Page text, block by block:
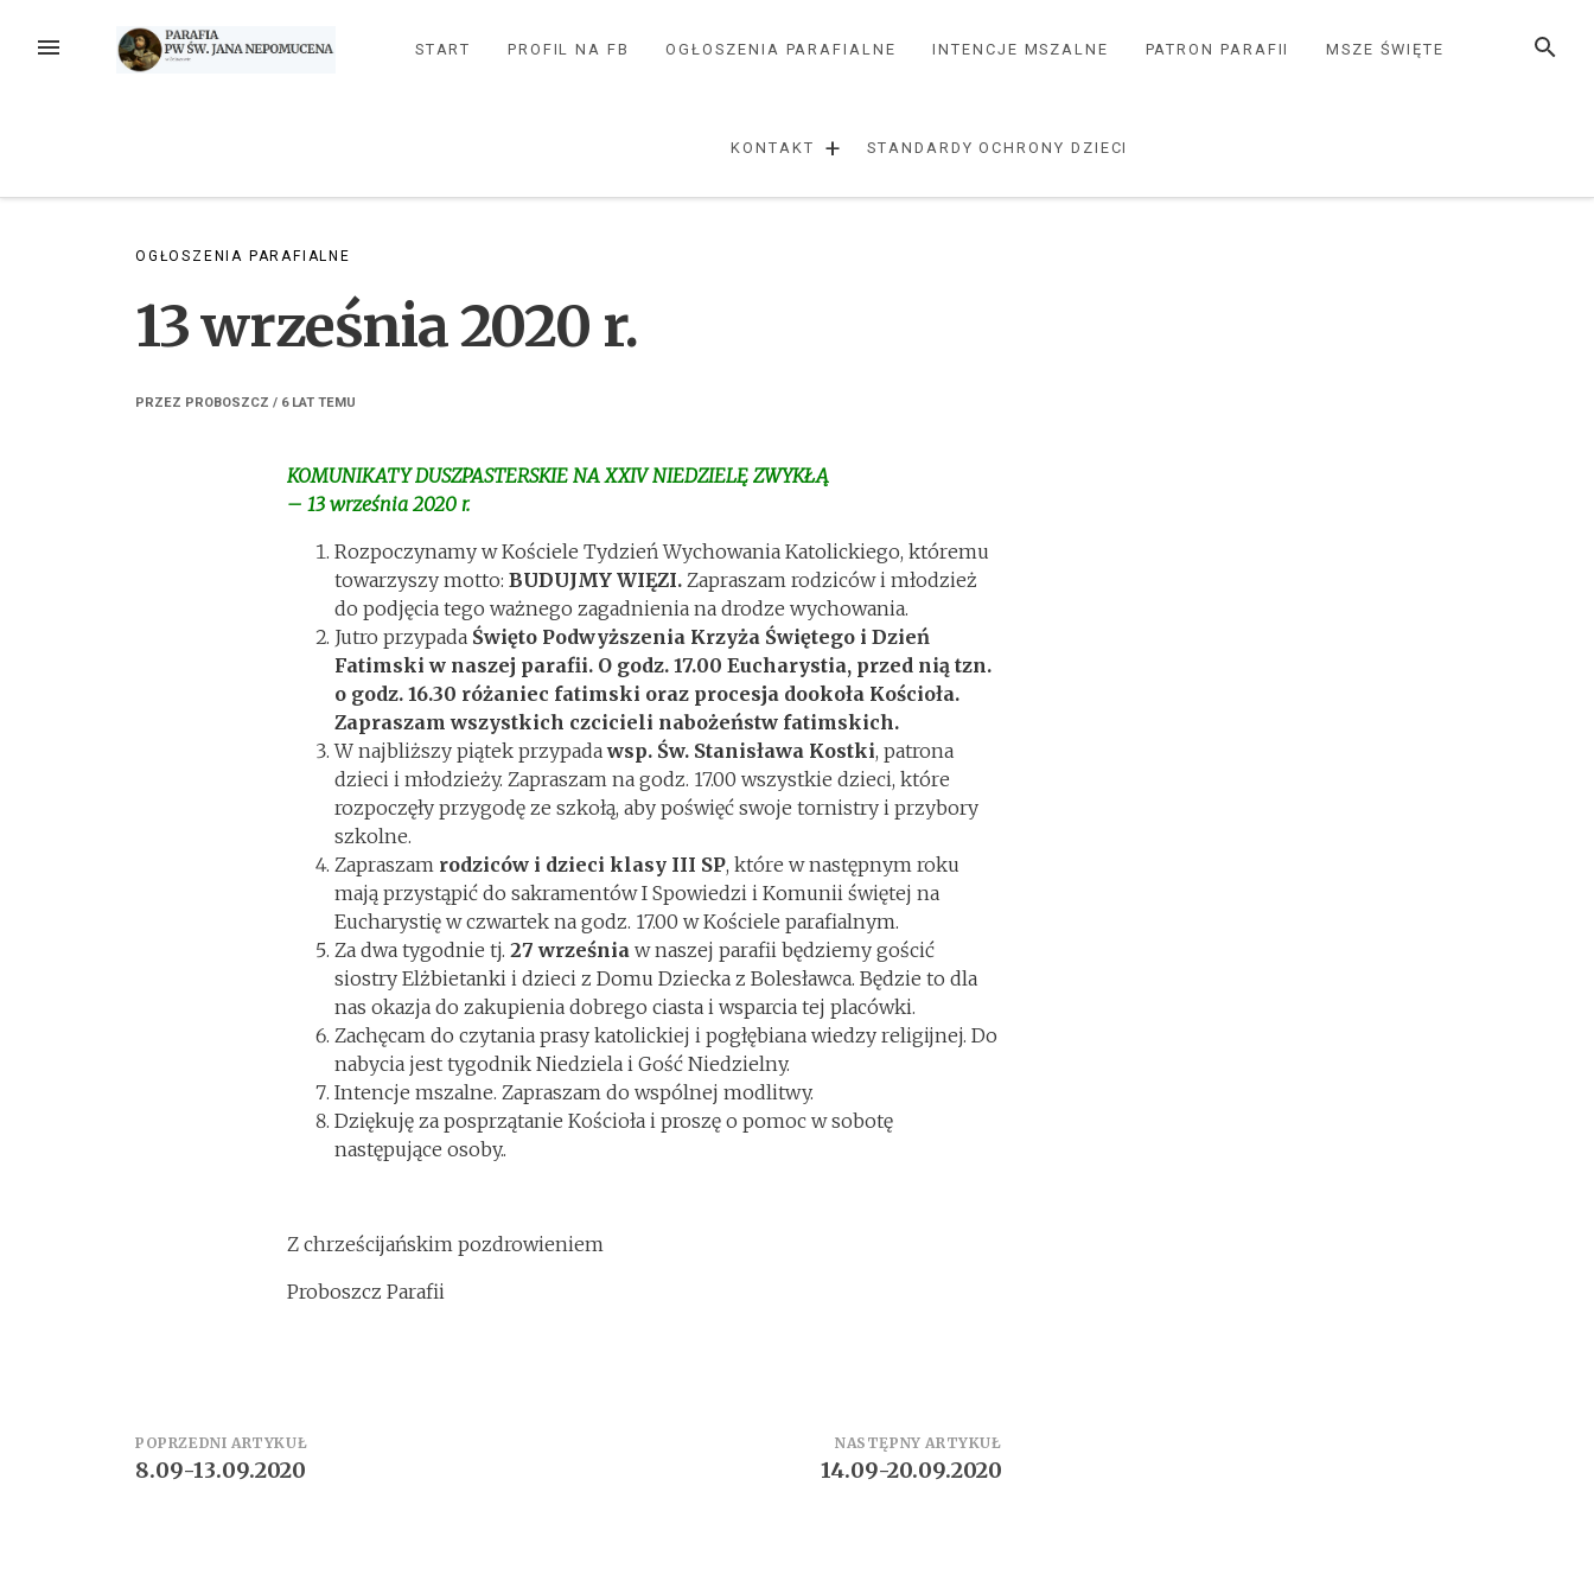
MENU SZUKAJ
START PROFIL NA FB OGŁOSZENIA PARAFIALNE INTENCJE MSZALNE PATRON PARAFII MSZE ŚWIĘTE
KONTAKT + STANDARDY OCHRONY DZIECI
OGŁOSZENIA PARAFIALNE
13 września 2020 r.
PRZEZ PROBOSZCZ / 6 LAT TEMU
KOMUNIKATY DUSZPASTERSKIE NA XXIV NIEDZIELĘ ZWYKŁĄ
– 13 września 2020 r.
Rozpoczynamy w Kościele Tydzień Wychowania Katolickiego, któremu
towarzyszy motto:BUDUJMY WIĘZI. Zapraszam rodziców i młodzież
do podjęcia tego ważnego zagadnienia na drodze wychowania.
Jutro przypada Święto Podwyższenia Krzyża Świętego i Dzień
Fatimski w naszej parafii. O godz. 17.00 Eucharystia, przed nią tzn.
o godz. 16.30 różaniec fatimski oraz procesja dookoła Kościoła.
Zapraszam wszystkich czcicieli nabożeństw fatimskich.
W najbliższy piątek przypadawsp. Św. Stanisława Kostki, patrona
dzieci i młodzieży. Zapraszam na godz. 17.00 wszystkie dzieci, które
rozpoczęły przygodę ze szkołą, aby poświęć swoje tornistry i przybory
szkolne.
Zapraszam rodziców i dzieci klasy III SP, które w następnym roku
mają przystąpić do sakramentów I Spowiedzi i Komunii świętej na
Eucharystię w czwartek na godz. 17.00 w Kościele parafialnym.
Za dwa tygodnie tj.27 września w naszej parafii będziemy gościć
siostry Elżbietanki i dzieci z Domu Dziecka z Bolesławca. Będzie to dla
nas okazja do zakupienia dobrego ciasta i wsparcia tej placówki.
Zachęcam do czytania prasy katolickiej i pogłębiana wiedzy religijnej. Do
nabycia jest tygodnik Niedziela i Gość Niedzielny.
Intencje mszalne. Zapraszam do wspólnej modlitwy.
Dziękuję za posprzątanie Kościoła i proszę o pomoc w sobotę
następujące osoby..
Z chrześcijańskim pozdrowieniem
Proboszcz Parafii
Zobacz
POPRZEDNI ARTYKUŁ
8.09-13.09.2020
NASTĘPNY ARTYKUŁ
14.09-20.09.2020